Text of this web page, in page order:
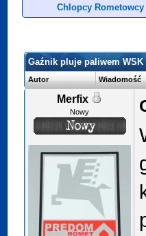
Chlopcy
Gaźnik pluje paliwem WSK
Autor Wiadomość
Merfix
Nowy